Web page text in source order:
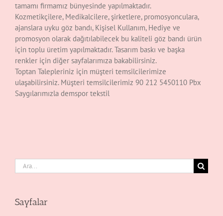
tamamı firmamız bünyesinde yapılmaktadır.
Kozmetikçilere, Medikalcilere, şirketlere, promosyonculara,
ajanslara uyku göz bandı, Kişisel Kullanım, Hediye ve
promosyon olarak dağıtılabilecek bu kaliteli göz bandı ürün
için toplu üretim yapılmaktadır. Tasarım baskı ve başka
renkler için diğer sayfalarımıza bakabilirsiniz.
Toptan Talepleriniz için müşteri temsilcilerimize
ulaşabilirsiniz. Müşteri temsilcilerimiz 90 212 5450110 Pbx
Saygılarımızla demspor tekstil
Ara:
Sayfalar